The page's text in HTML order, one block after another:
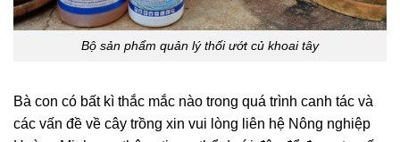
Bộ sản phẩm quản lý thối ướt củ khoai tây
Bà con có bất kì thắc mắc nào trong quá trình canh tác và
các vấn đề về cây trồng xin vui lòng liên hệ Nông nghiệp